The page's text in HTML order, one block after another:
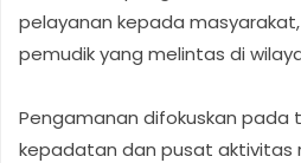
pelayanan kepada
pemudik yang melintas di
Pengamanan difokuskan pada
kepadatan dan pusat aktivitas